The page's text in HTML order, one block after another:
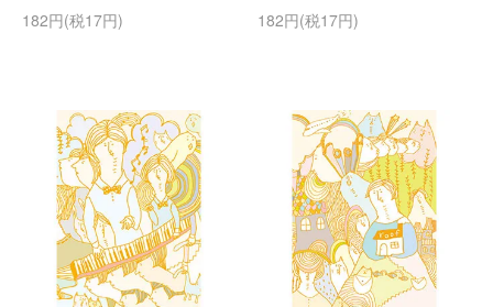
182円(税17円)
182円(税17円)